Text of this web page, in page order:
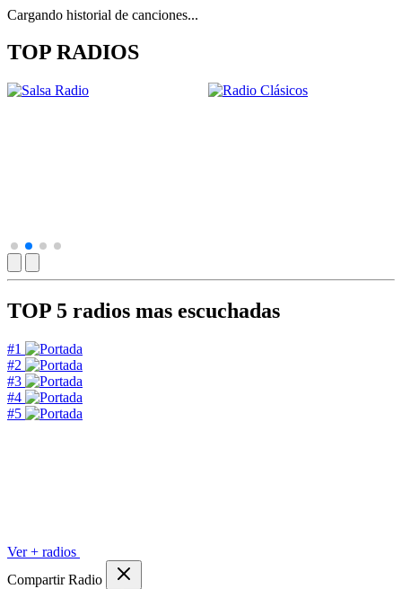
Cargando historial de canciones...
TOP RADIOS
TOP 5 radios mas escuchadas
#1
#2
#3
#4
#5
Ver + radios
Compartir Radio